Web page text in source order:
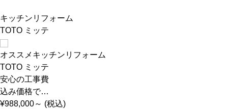
キッチンリフォーム
TOTO ミッテ
オススメキッチンリフォーム
TOTO ミッテ
安心の工事費
込み価格で…
¥988,000～ (税込)